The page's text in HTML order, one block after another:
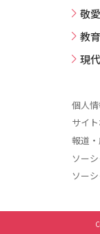
敬
教
現
個人
サイ
報道
ソー
ソー